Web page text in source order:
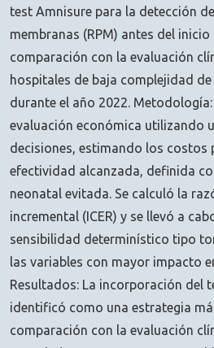
test Amnisure para la detección
membranas (RPM) antes del
comparación con la evaluación
hospitales de baja complejidad
durante el año 2022. Metodología:
evaluación económica utilizando
decisiones, estimando los costos
efectividad alcanzada, definida
neonatal evitada. Se calculó la
incremental (ICER) y se llevó a
sensibilidad determinístico tipo
las variables con mayor impacto
Resultados: La incorporación del
identificó como una estrategia
comparación con la evaluación